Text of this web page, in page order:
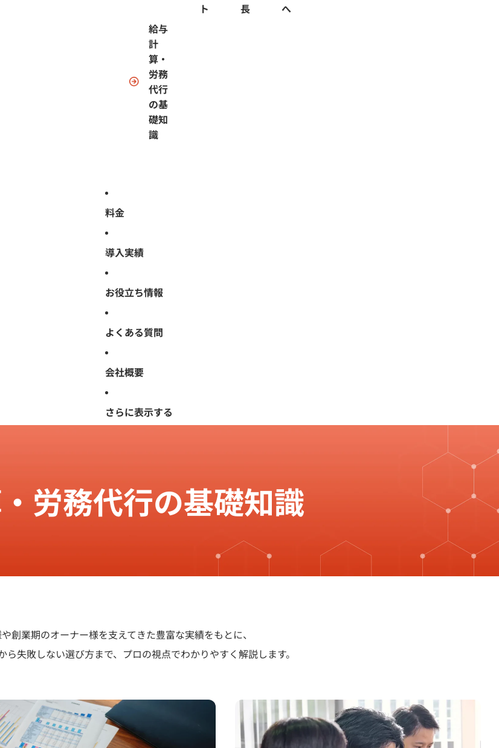
ト
長
へ
給与
計
算・
労務
代行
の基
礎知
識
料金
導入実績
お役立ち情報
よくある質問
会社概要
さらに表示する
労務代行の基礎知識
創業期のオーナー様を支えてきた豊富な実績をもとに、
失敗しない選び方まで、プロの視点でわかりやすく解説します。